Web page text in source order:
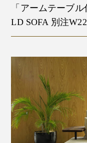
「アームテーブ
LD SOFA 別注